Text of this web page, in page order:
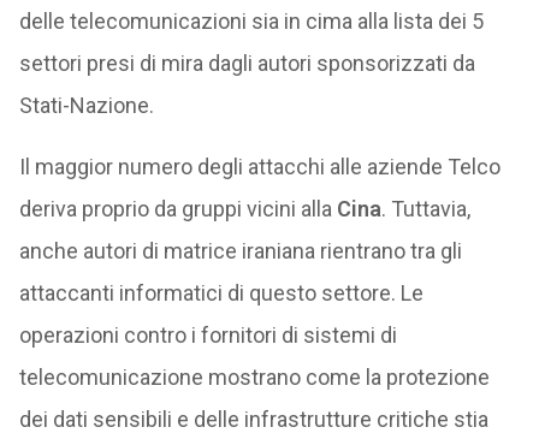
delle telecomunicazioni sia in cima alla lista dei 5
settori presi di mira dagli autori sponsorizzati da
Stati-Nazione.
Il maggior numero degli attacchi alle aziende Telco
deriva proprio da gruppi vicini alla Cina. Tuttavia,
anche autori di matrice iraniana rientrano tra gli
attaccanti informatici di questo settore. Le
operazioni contro i fornitori di sistemi di
telecomunicazione mostrano come la protezione
dei dati sensibili e delle infrastrutture critiche stia